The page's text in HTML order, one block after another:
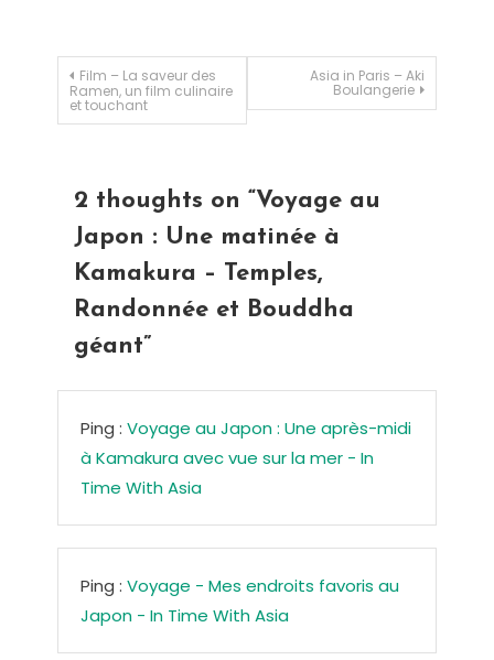
Navigation de l’article
Film – La saveur des
Ramen, un film culinaire
et touchant
Asia in Paris – Aki
Boulangerie
2 thoughts on “Voyage au
Japon : Une matinée à
Kamakura – Temples,
Randonnée et Bouddha
géant”
Ping : Voyage au Japon : Une après-midi
à Kamakura avec vue sur la mer - In
Time With Asia
Ping : Voyage - Mes endroits favoris au
Japon - In Time With Asia